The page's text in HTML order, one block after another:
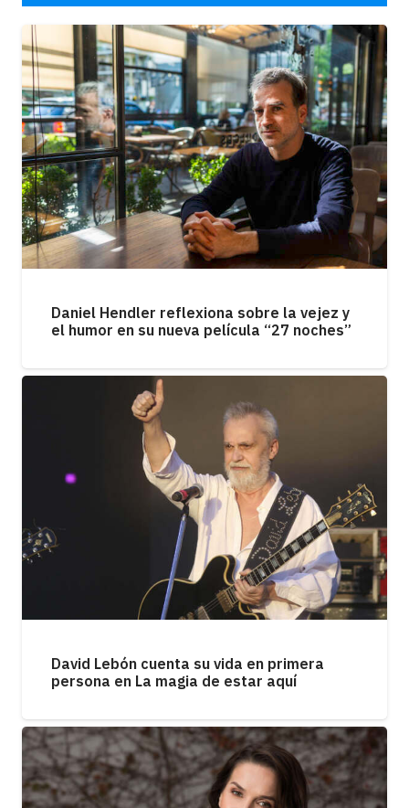
Daniel Hendler reflexiona sobre la vejez y
el humor en su nueva película “27 noches”
David Lebón cuenta su vida en primera
persona en La magia de estar aquí